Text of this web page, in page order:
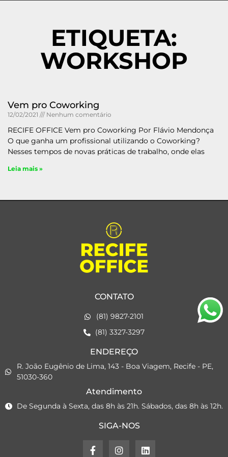
ETIQUETA:
WORKSHOP
Vem pro Coworking
12/02/2021 Nenhum comentário
RECIFE OFFICE Vem pro Coworking Por Flávio Mendonça
O que ganha um profissional utilizando o Coworking?
Nesses tempos de novas práticas de trabalho, onde elas
Leia mais »
CONTATO
(81) 9827-2101
(81) 3327-3297
ENDEREÇO
R. João Eugênio de Lima, 143 - Boa Viagem, Recife - PE,
51030-360
Atendimento
De Segunda à Sexta, das 8h às 21h. Sábados, das 8h às 12h.
SIGA-NOS